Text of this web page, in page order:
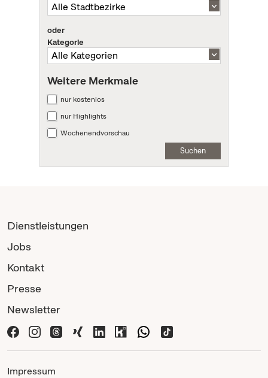
oder
Kategorie
Weitere Merkmale
nur kostenlos
nur Highlights
Wochenendvorschau
Suchen
Dienstleistungen
Jobs
Kontakt
Presse
Newsletter
Impressum